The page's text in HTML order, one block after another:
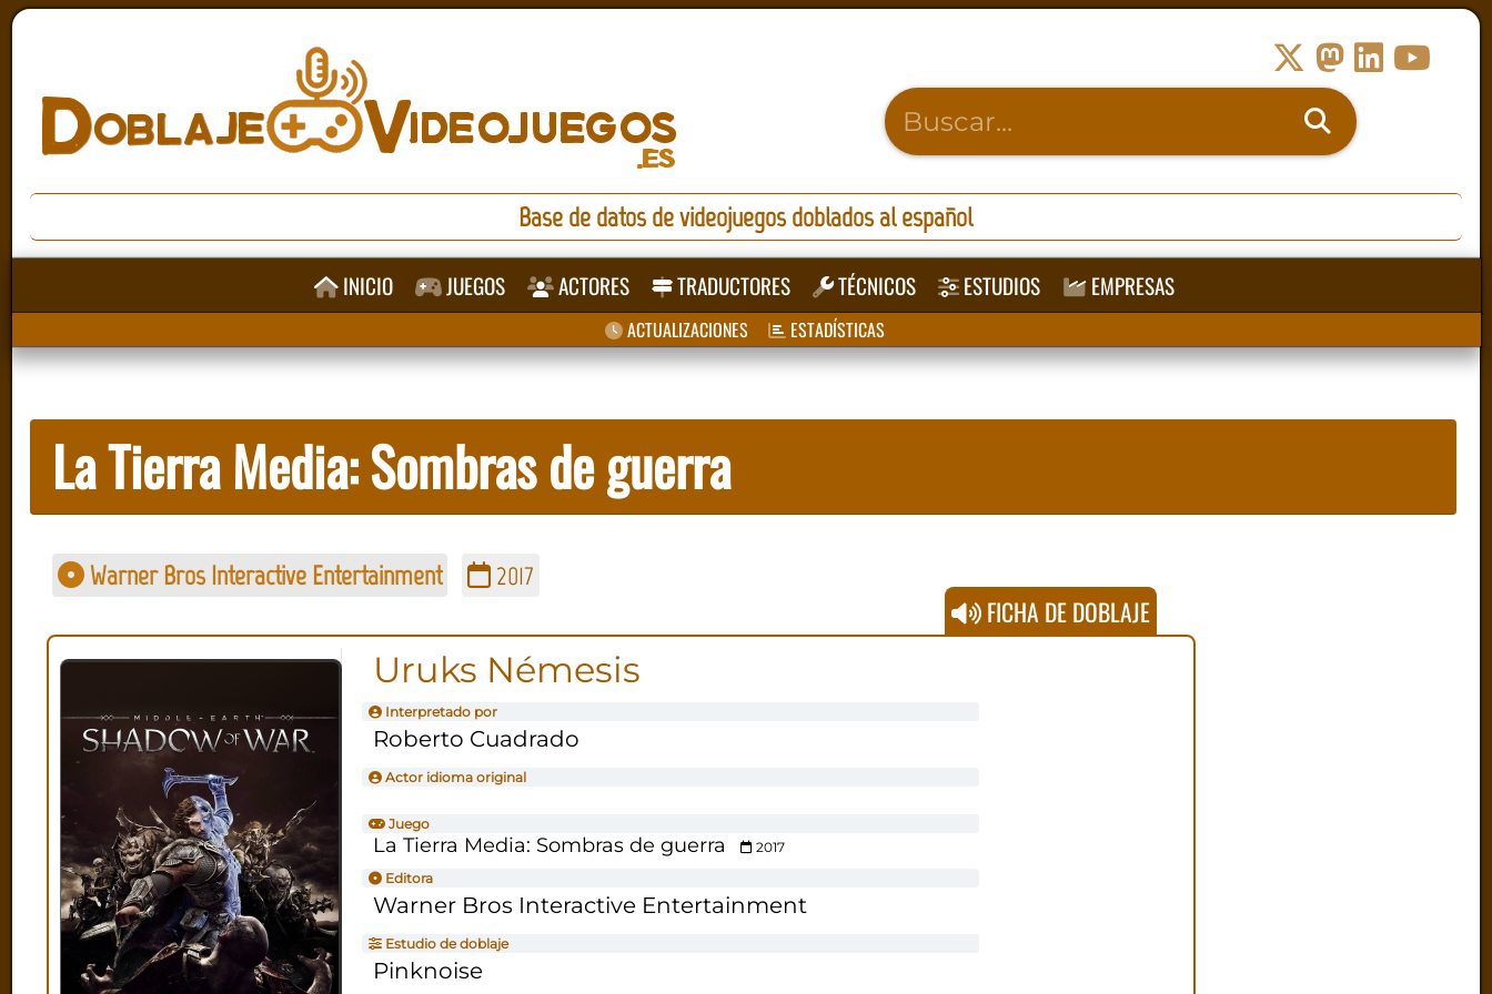
Base de datos de videojuegos doblados al español
INICIO JUEGOS ACTORES TRADUCTORES TÉCNICOS ESTUDIOS EMPRESAS
ACTUALIZACIONES ESTADÍSTICAS
La Tierra Media: Sombras de guerra
Warner Bros Interactive Entertainment 2017
FICHA DE DOBLAJE
Uruks Némesis
Interpretado por
Roberto Cuadrado
Actor idioma original
Juego
La Tierra Media: Sombras de guerra
2017
Editora
Warner Bros Interactive Entertainment
Estudio de doblaje
Pinknoise